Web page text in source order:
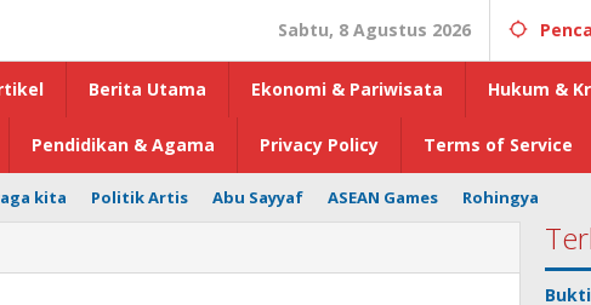
Sabtu, 8 Agustus 2026
Berita Utama Ekonomi & Pariwisata Hukum &
Pendidikan & Agama Privacy Policy Terms of Service
kita Politik Artis Abu Sayyaf ASEAN Games Rohingya